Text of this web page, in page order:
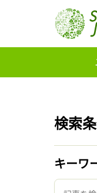
検索
キーワ